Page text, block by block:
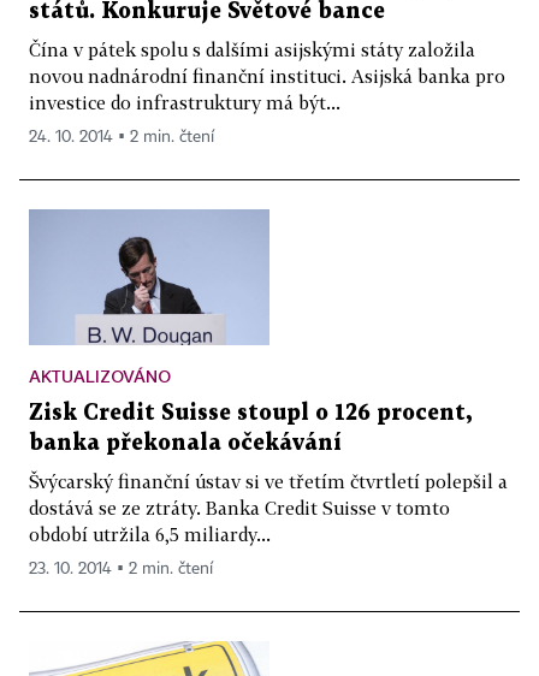
států. Konkuruje Světové bance
Čína v pátek spolu s dalšími asijskými státy založila
novou nadnárodní finanční instituci. Asijská banka pro
investice do infrastruktury má být...
24. 10. 2014 ▪ 2 min. čtení
AKTUALIZOVÁNO
Zisk Credit Suisse stoupl o 126 procent,
banka překonala očekávání
Švýcarský finanční ústav si ve třetím čtvrtletí polepšil a
dostává se ze ztráty. Banka Credit Suisse v tomto
období utržila 6,5 miliardy...
23. 10. 2014 ▪ 2 min. čtení